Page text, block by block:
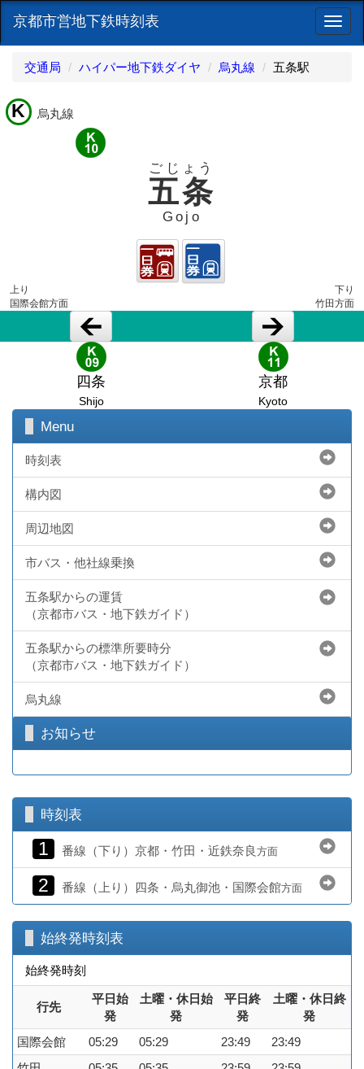
ナ
京都市営地下鉄時刻表
交通局 ハイパー地下鉄ダイヤ 烏丸線 五条駅
K 烏丸線
ごじょう
五条
Gojo
上り
国際会館方面
四条
Shijo
下り
竹田方面
京都
Kyoto
Menu
時刻表
構内図
周辺地図
市バス・他社線乗換
五条駅からの運賃
（京都市バス・地下鉄ガイド）
五条駅からの標準所要時分
（京都市バス・地下鉄ガイド）
烏丸線
お知らせ
時刻表
1 番線（下り）京都・竹田・近鉄奈良方面
2 番線（上り）四条・烏丸御池・国際会館方面
始終発時刻表
始終発時刻
行先
平日始
発
土曜・休日始
発
平日終
発
土曜・休日終
発
国際会館
05:29 05:29 23:49
23:49